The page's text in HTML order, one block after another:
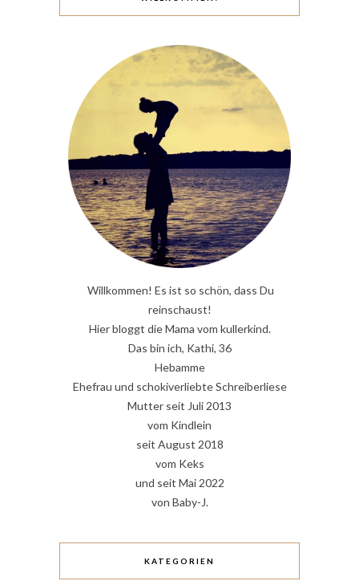
Willkommen! Es ist so schön, dass Du
reinschaust!
Hier bloggt die Mama vom kullerkind.
Das bin ich, Kathi, 36
Hebamme
Ehefrau und schokiverliebte Schreiberliese
Mutter seit Juli 2013
vom Kindlein
seit August 2018
vom Keks
und seit Mai 2022
von Baby-J.
KATEGORIEN